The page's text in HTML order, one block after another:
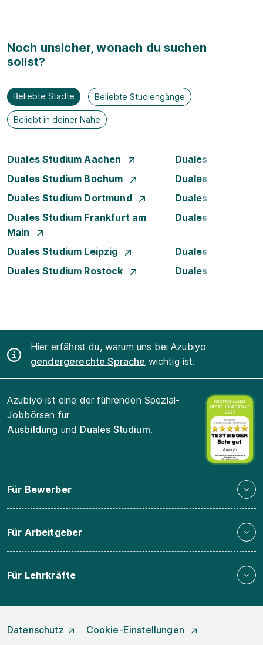
Noch unsicher, wonach du suchen
sollst?
Beliebte Städte Beliebte Studiengänge
Beliebt in deiner Nähe
Duales Studium Aachen
Duales Studium
Duales Studium Bochum
Duales Studium
Duales Studium Dortmund
Duales Studium
Duales Studium Frankfurt am
Main
Duales Studium
Duales Studium Leipzig
Duales Studium
Duales Studium Rostock
Duales Studium
Hier erfährst du, warum uns bei Azubiyo
gendergerechte Sprache wichtig ist.
Azubiyo ist eine der führenden Spezial-
Jobbörsen für
Ausbildung und Duales Studium.
Für Bewerber
Für Arbeitgeber
Für Lehrkräfte
Datenschutz
Cookie-Einstellungen